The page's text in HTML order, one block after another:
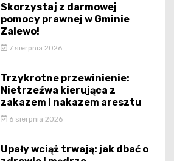
Skorzystaj z darmowej
pomocy prawnej w Gminie
Zalewo!
7 sierpnia 2026
Trzykrotne przewinienie:
Nietrzeźwa kierująca z
zakazem i nakazem aresztu
6 sierpnia 2026
Upały wciąż trwają: jak dbać o